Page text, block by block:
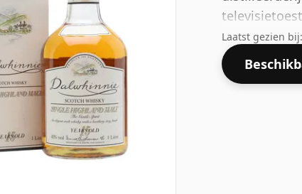
groot.
Laatst gezien bij: